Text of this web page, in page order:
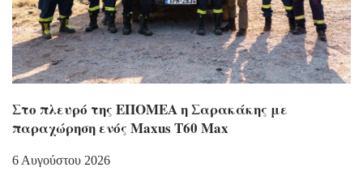
Στο πλευρό της ΕΠΟΜΕΑ η Σαρακάκης με
παραχώρηση ενός Maxus T60 Max
6 Αυγούστου 2026